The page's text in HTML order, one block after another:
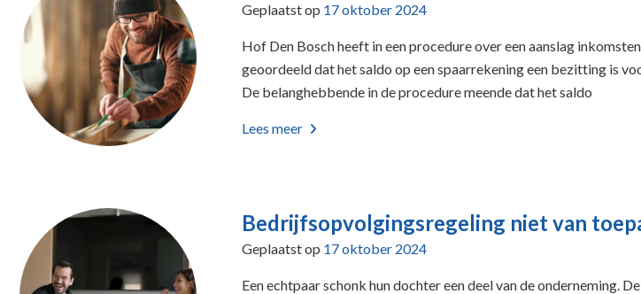
Geplaatst op 17 oktober 2024
Hof Den Bosch heeft in een procedure over een aanslag
geoordeeld dat het saldo op een spaarrekening een bezitting is
De belanghebbende in de procedure meende dat het saldo
Lees meer
Bedrijfsopvolgingsregeling niet van
Geplaatst op 17 oktober 2024
Een echtpaar schonk hun dochter een deel van de onderneming.